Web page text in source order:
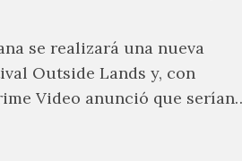
se realizará una nueva
Outside Lands y, con
Video anunció que serían